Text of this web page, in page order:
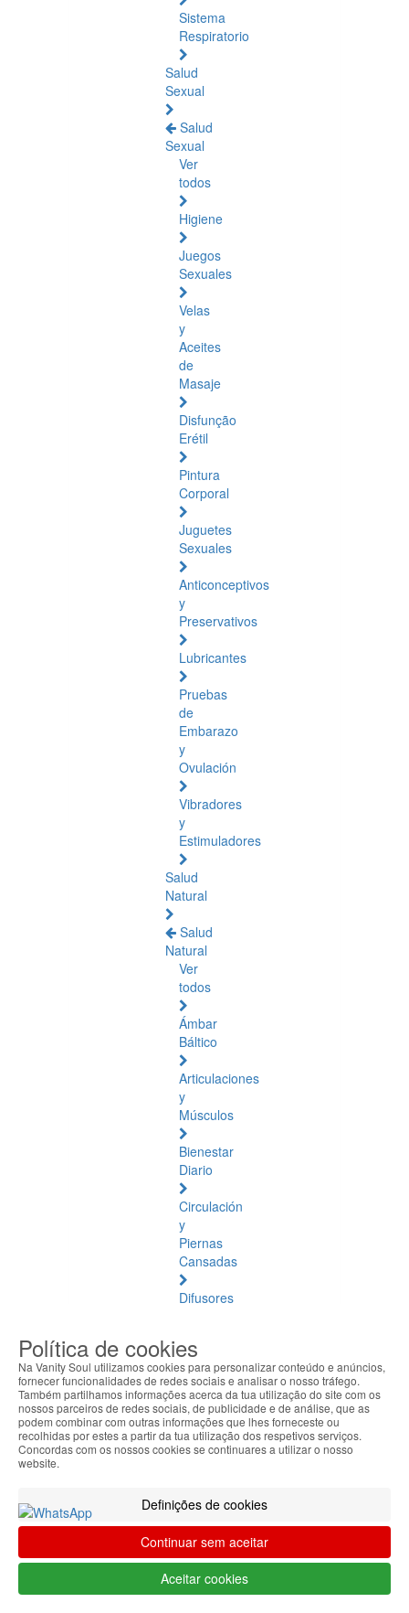
Sistema
Respiratorio
Salud
Sexual
Salud
Sexual
Ver
todos
Higiene
Juegos
Sexuales
Velas
y
Aceites
de
Masaje
Disfunção
Erétil
Pintura
Corporal
Juguetes
Sexuales
Anticonceptivos
y
Preservativos
Lubricantes
Pruebas
de
Embarazo
y
Ovulación
Vibradores
y
Estimuladores
Salud
Natural
Salud
Natural
Ver
todos
Ámbar
Báltico
Articulaciones
y
Músculos
Bienestar
Diario
Circulación
y
Piernas
Cansadas
Difusores
Aceites
Esenciales
Pediculosis
Repelentes
y
Picaduras
de
Insectos
Política de cookies
Na Vanity Soul utilizamos cookies para personalizar conteúdo e anúncios,
fornecer funcionalidades de redes sociais e analisar o nosso tráfego.
Também partilhamos informações acerca da tua utilização do site com os
nossos parceiros de redes sociais, de publicidade e de análise, que as
podem combinar com outras informações que lhes forneceste ou
recolhidas por estes a partir da tua utilização dos respetivos serviços.
Concordas com os nossos cookies se continuares a utilizar o nosso
website.
Definições de cookies
Continuar sem aceitar
Aceitar cookies